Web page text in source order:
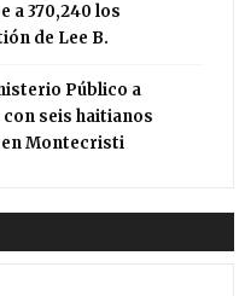
a 370,240 los
de Lee B.
Público a
seis haitianos
Montecristi